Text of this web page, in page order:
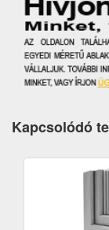
Kapcsolódó